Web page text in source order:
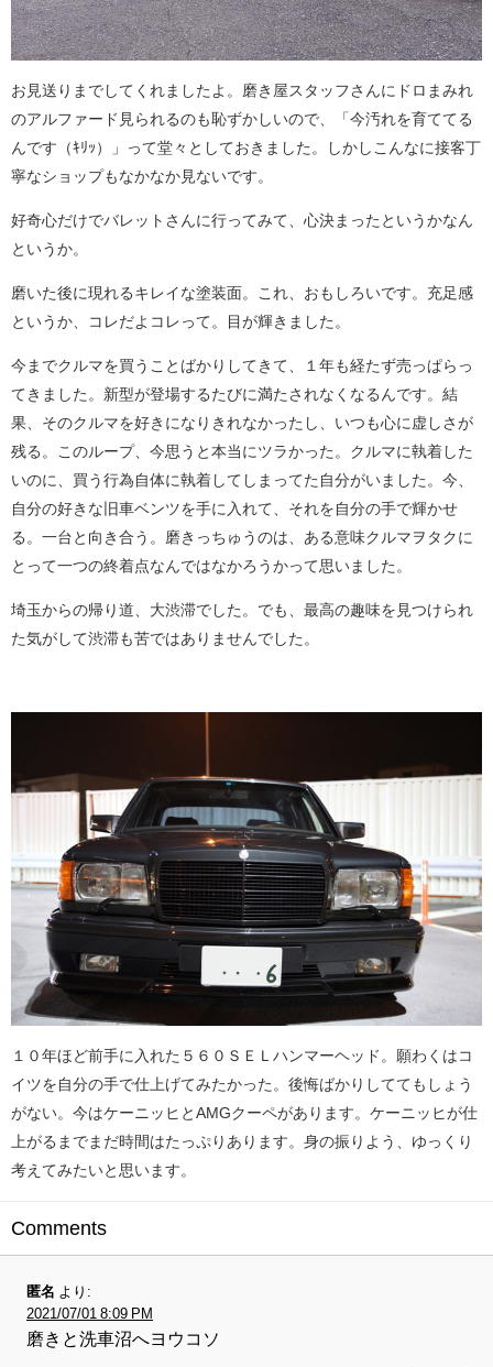
お見送りまでしてくれましたよ。磨き屋スタッフさんにドロまみれ
のアルファード見られるのも恥ずかしいので、「今汚れを育ててる
んです（ｷﾘｯ）」って堂々としておきました。しかしこんなに接客丁
寧なショップもなかなか見ないです。
好奇心だけでバレットさんに行ってみて、心決まったというかなん
というか。
磨いた後に現れるキレイな塗装面。これ、おもしろいです。充足感
というか、コレだよコレって。目が輝きました。
今までクルマを買うことばかりしてきて、１年も経たず売っぱらっ
てきました。新型が登場するたびに満たされなくなるんです。結
果、そのクルマを好きになりきれなかったし、いつも心に虚しさが
残る。このループ、今思うと本当にツラかった。クルマに執着した
いのに、買う行為自体に執着してしまってた自分がいました。今、
自分の好きな旧車ベンツを手に入れて、それを自分の手で輝かせ
る。一台と向き合う。磨きっちゅうのは、ある意味クルマヲタクに
とって一つの終着点なんではなかろうかって思いました。
埼玉からの帰り道、大渋滞でした。でも、最高の趣味を見つけられ
た気がして渋滞も苦ではありませんでした。
１０年ほど前手に入れた５６０ＳＥＬハンマーヘッド。願わくはコ
イツを自分の手で仕上げてみたかった。後悔ばかりしててもしょう
がない。今はケーニッヒとAMGクーペがあります。ケーニッヒが仕
上がるまでまだ時間はたっぷりあります。身の振りよう、ゆっくり
考えてみたいと思います。
Comments
匿名 より:
2021/07/01 8:09 PM
磨きと洗車沼へヨウコソ